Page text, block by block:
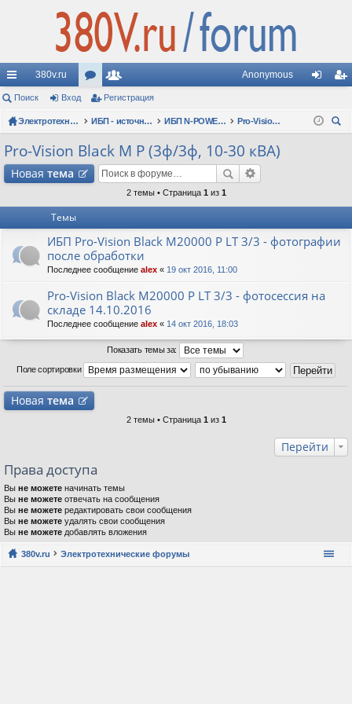
с
ы
лк
380v.ru
ор
ум
ы
ол
ьз
ов
ат
Anonymous
д ис
Поиск Вход Регистрация
Электротехнические форумы ИБП - источники бесперебойного питания ИБП N-POWER: новые модели (презентации, фотосессии, обзоры)
Pro-Vision Black M P (3ф/3ф, 10-30 кВА)
Pro-Vision Black M P (3ф/3ф, 10-30 кВА)
Новая тема
2 темы • Страница 1 из 1
Темы
ИБП Pro-Vision Black M20000 P LT 3/3 - фотографии
после обработки
Последнее сообщение alex « 19 окт 2016, 11:00
Pro-Vision Black M20000 P LT 3/3 - фотосессия на
складе 14.10.2016
Последнее сообщение alex « 14 окт 2016, 18:03
Показать темы за:
Поле сортировки
Новая тема
2 темы • Страница 1 из 1
Перейти
Права доступа
Вы не можете начинать темы
Вы не можете отвечать на сообщения
Вы не можете редактировать свои сообщения
Вы не можете удалять свои сообщения
Вы не можете добавлять вложения
380v.ru Электротехнические форумы